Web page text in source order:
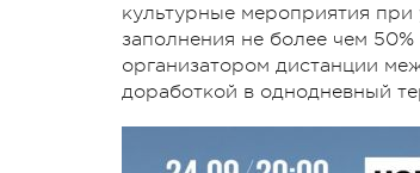
культурные мероприятия при
заполнения не более чем
организатором дистанции
доработкой в однодневный